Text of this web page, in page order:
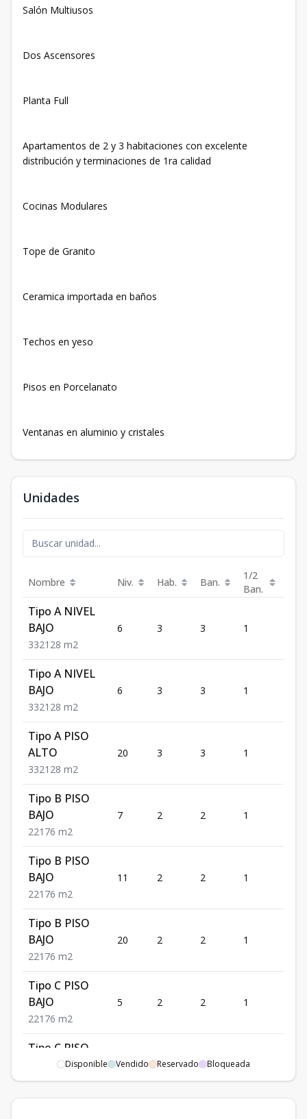
Salón Multiusos
Dos Ascensores
Planta Full
Apartamentos de 2 y 3 habitaciones con excelente
distribución y terminaciones de 1ra calidad
Cocinas Modulares
Tope de Granito
Ceramica importada en baños
Techos en yeso
Pisos en Porcelanato
Ventanas en aluminio y cristales
Unidades
Nombre Niv. Hab. Ban.
1/2
Ban.
Tipo A NIVEL
BAJO
332128 m2
6 3 3 1
Tipo A NIVEL
BAJO
332128 m2
6 3 3 1
Tipo A PISO
ALTO
332128 m2
20 3 3 1
Tipo B PISO
BAJO
221 76 m2
7 2 2 1
Tipo B PISO
BAJO
221 76 m2
11 2 2 1
Tipo B PISO
BAJO
221 76 m2
20 2 2 1
Tipo C PISO
BAJO
221 76 m2
5 2 2 1
Tipo C PISO
22176m2
10 2 2 1
Disponible Vendido Reservado Bloqueada